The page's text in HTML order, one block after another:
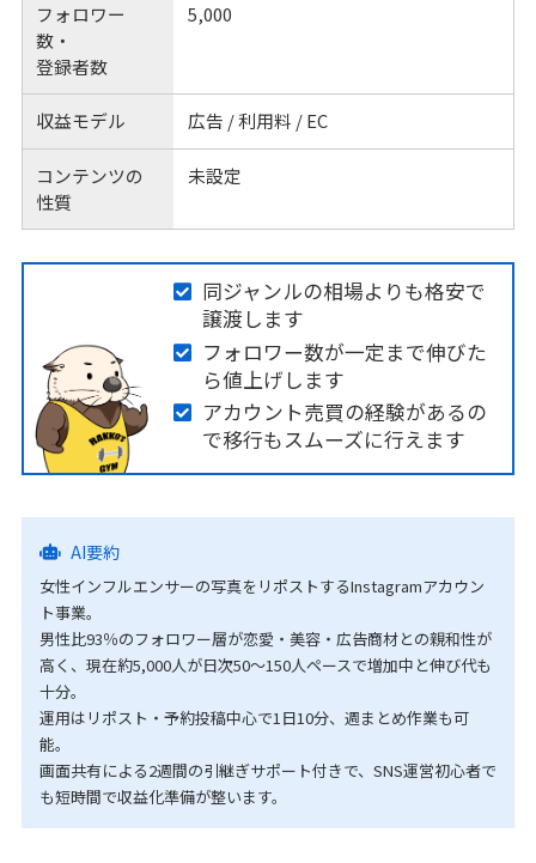
フォロワー
数・
登録者数
5,000
収益モデル 広告 / 利用料 / EC
コンテンツの
性質
未設定
同ジャンルの相場よりも格安で
譲渡します
フォロワー数が一定まで伸びた
ら値上げします
アカウント売買の経験があるの
で移行もスムーズに行えます
AI要約
女性インフルエンサーの写真をリポストするInstagramアカウン
ト事業。
男性比93％のフォロワー層が恋愛・美容・広告商材との親和性が
高く、現在約5,000人が日次50〜150人ペースで増加中と伸び代も
十分。
運用はリポスト・予約投稿中心で1日10分、週まとめ作業も可
能。
画面共有による2週間の引継ぎサポート付きで、SNS運営初心者で
も短時間で収益化準備が整います。